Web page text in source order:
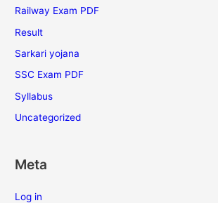
Railway Exam PDF
Result
Sarkari yojana
SSC Exam PDF
Syllabus
Uncategorized
Meta
Log in